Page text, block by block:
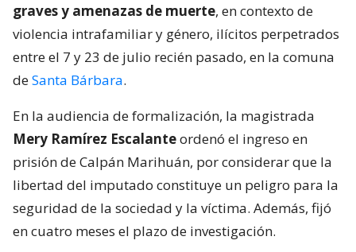
graves y amenazas de muerte, en contexto de
violencia intrafamiliar y género, ilícitos perpetrados
entre el 7 y 23 de julio recién pasado, en la comuna
deSanta Bárbara.
En la audiencia de formalización, la magistrada
Mery Ramírez Escalanteordenó el ingreso en
prisión de Calpán Marihuán, por considerar que la
libertad del imputado constituye un peligro para la
seguridad de la sociedad y la víctima. Además, fijó
en cuatro meses el plazo de investigación.